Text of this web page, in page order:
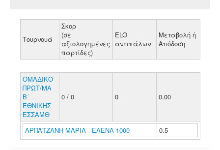
Τουρνουά
Σκορ
(σε
αξιολογημένες
παρτίδες)
ELO
αντιπάλων
Μεταβολή ή
Απόδοση
ΟΜΑΔΙΚΟ
ΠΡΩΤ/ΜΑ
Β΄
ΕΘΝΙΚΗΣ
ΕΣΣΑΜΘ
0 / 0 0 0.00
ΑΡΠΑΤΖΑΝΗ ΜΑΡΙΑ - ΕΛΕΝΑ 1000 0.5